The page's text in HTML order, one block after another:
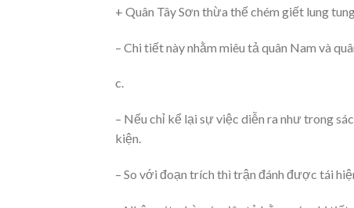
+ Quân Tây Sơn thừa thế chém giết lung
– Chi tiết này nhằm miêu tả quân Nam và
c.
– Nếu chỉ kể lại sự việc diễn ra như trong
kiện.
– So với đoạn trích thì trận đánh được tái